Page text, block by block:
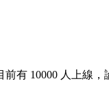
前有 10000 人上線